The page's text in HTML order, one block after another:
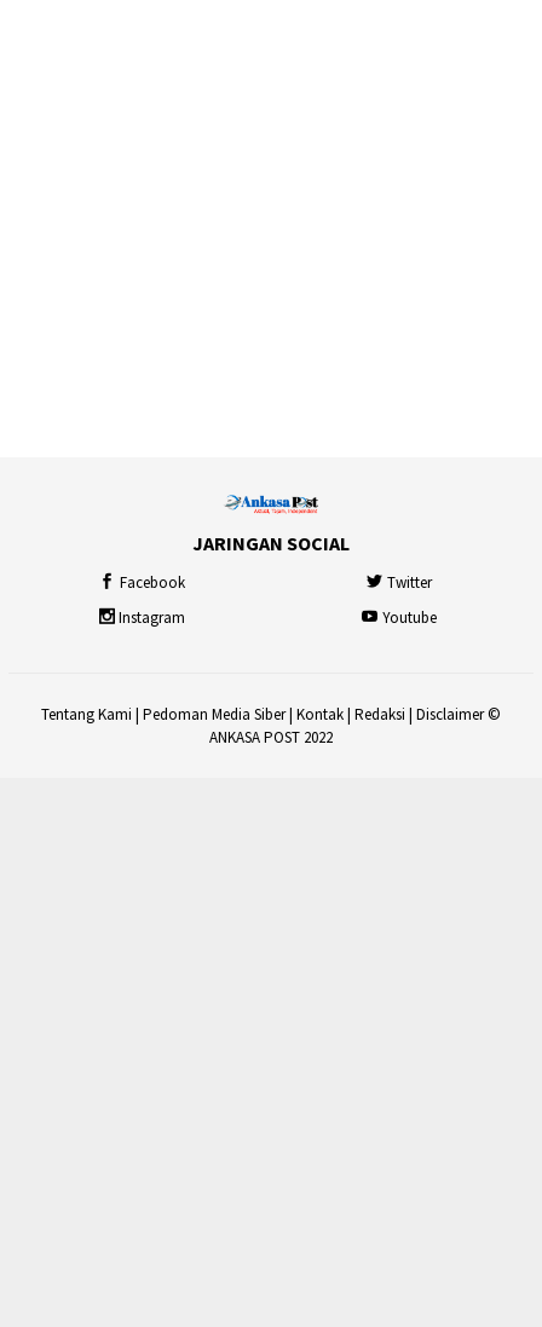
JARINGAN SOCIAL
Facebook
Twitter
Instagram
Youtube
Tentang Kami | Pedoman Media Siber| Kontak| Redaksi | Disclaimer©
ANKASA POST 2022